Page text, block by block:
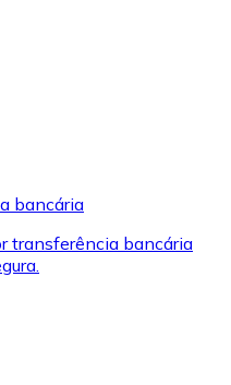
dinheiro e outros
para comprar
bancária
transferência bancária